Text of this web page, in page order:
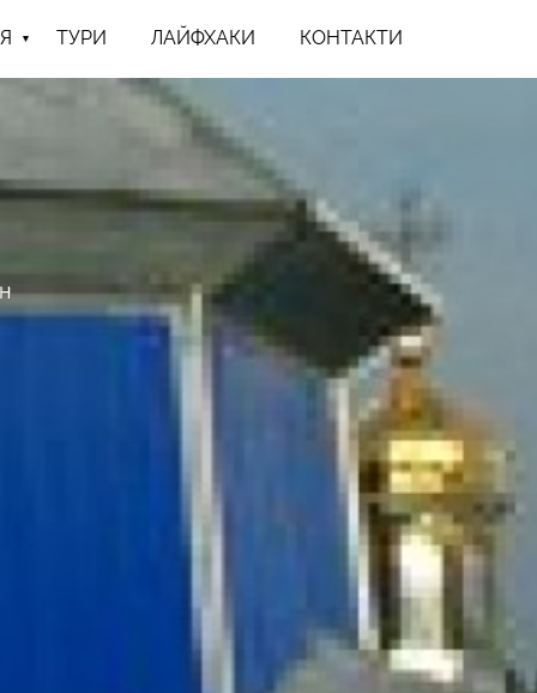
ТУРИ ЛАЙФХАКИ КОНТАКТИ